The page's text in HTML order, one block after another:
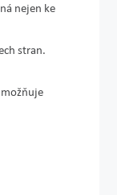
nejen ke
stran.